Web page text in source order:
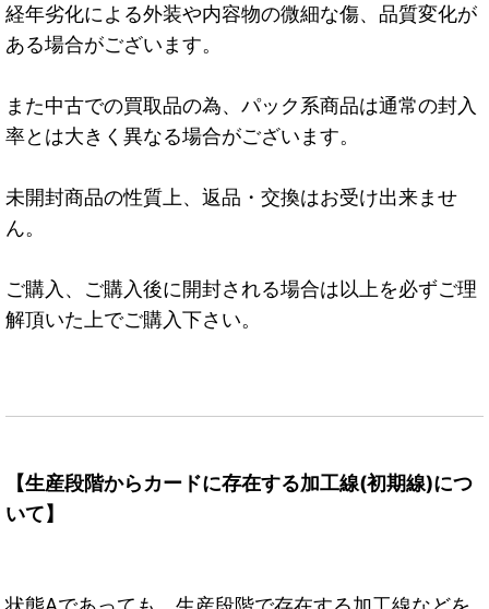
経年劣化による外装や内容物の微細な傷、品質変化が
ある場合がございます。
また中古での買取品の為、パック系商品は通常の封入
率とは大きく異なる場合がございます。
未開封商品の性質上、返品・交換はお受け出来ませ
ん。
ご購入、ご購入後に開封される場合は以上を必ずご理
解頂いた上でご購入下さい。
【生産段階からカードに存在する加工線(初期線)につ
いて】